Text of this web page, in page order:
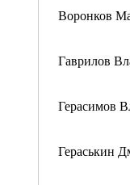
Воронков
Гаврилов
Герасимов
Гераськин